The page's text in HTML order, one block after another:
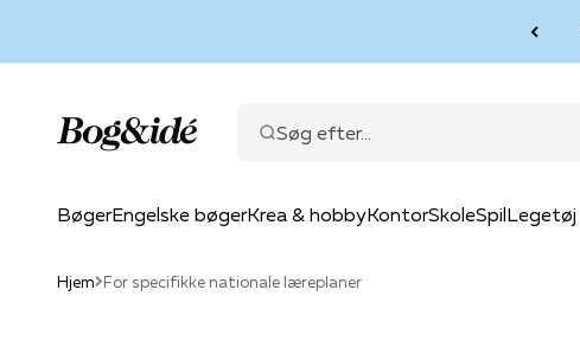
BøgerEngelske bøgerKrea & hobbyKontorSkoleSpilLegetøj
Søg efter...
Bog & idé
Hjem For specifikke nationale læreplaner